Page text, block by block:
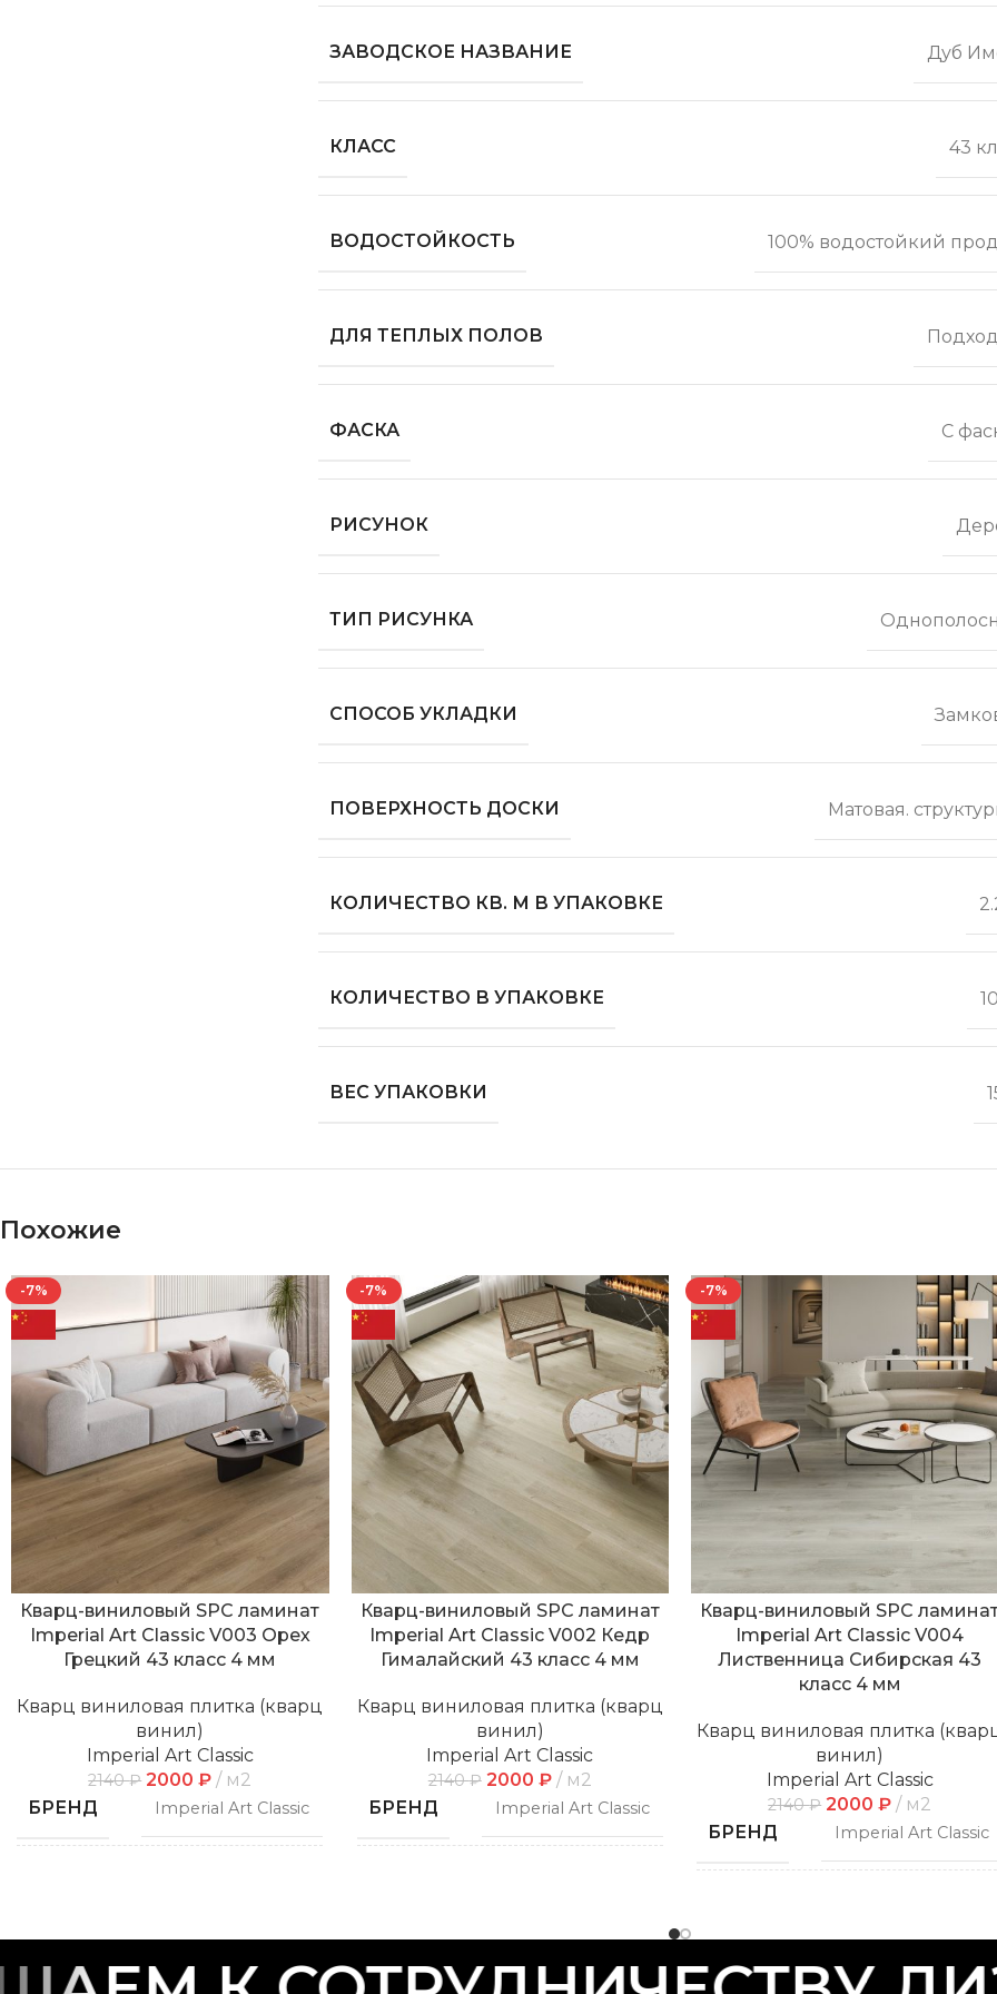
ЗАВОДСКОЕ НАЗВАНИЕ Дуб
КЛАСС 43
ВОДОСТОЙКОСТЬ 100% водостойкий
ДЛЯ ТЕПЛЫХ ПОЛОВ
ФАСКА С
РИСУНОК
ТИП РИСУНКА
СПОСОБ УКЛАДКИ
ПОВЕРХНОСТЬ ДОСКИ Матовая.
КОЛИЧЕСТВО КВ. М В УПАКОВКЕ
КОЛИЧЕСТВО В УПАКОВКЕ
ВЕС УПАКОВКИ
Похожие
-7%
Кварц-виниловый SPC ламинат
Imperial Art Classic V003 Орех
Грецкий 43 класс 4 мм
Кварц виниловая плитка (кварц
винил)
Imperial Art Classic
2140₽ 2000₽
м2
БРЕНД
Imperial Art Classic
ФАСКА С фаской
-7%
Кварц-виниловый SPC ламинат
Imperial Art Classic V002 Кедр
Гималайский 43 класс 4 мм
Кварц виниловая плитка (кварц
винил)
Imperial Art Classic
2140₽ 2000 ₽
м2
БРЕНД
Imperial Art Classic
ФАСКА С фаской
-7%
Кварц-виниловый SPC
Imperial Art Classic V004
Лиственница Сибирская 43
класс 4 мм
Кварц виниловая плитка
винил)
Imperial Art Classic
2140₽ 2000₽
м2
БРЕНД
Imperial Art Classic